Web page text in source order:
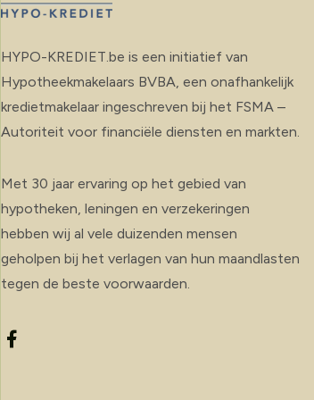
HYPO-KREDIET.be is een initiatief van
Hypotheekmakelaars BVBA, een onafhankelijk
kredietmakelaar ingeschreven bij het FSMA –
Autoriteit voor financiële diensten en markten.
Met 30 jaar ervaring op het gebied van
hypotheken, leningen en verzekeringen
hebben wij al vele duizenden mensen
geholpen bij het verlagen van hun maandlasten
tegen de beste voorwaarden.